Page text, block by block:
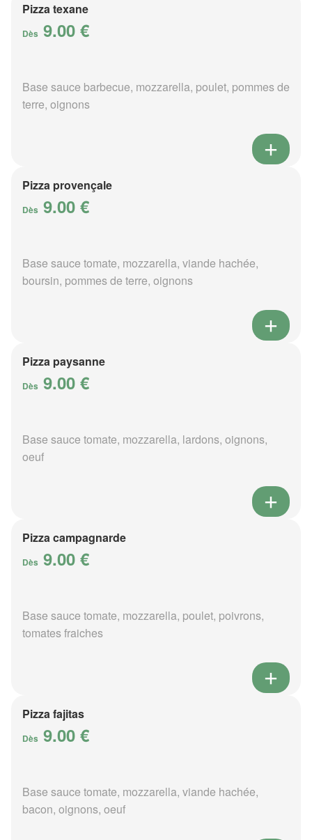
Pizza texane
Dès 9.00 €
Base sauce barbecue, mozzarella, poulet, pommes de
terre, oignons
Pizza provençale
Dès 9.00 €
Base sauce tomate, mozzarella, viande hachée,
boursin, pommes de terre, oignons
Pizza paysanne
Dès 9.00 €
Base sauce tomate, mozzarella, lardons, oignons,
oeuf
Pizza campagnarde
Dès 9.00 €
Base sauce tomate, mozzarella, poulet, poivrons,
tomates fraiches
Pizza fajitas
Dès 9.00 €
Base sauce tomate, mozzarella, viande hachée,
bacon, oignons, oeuf